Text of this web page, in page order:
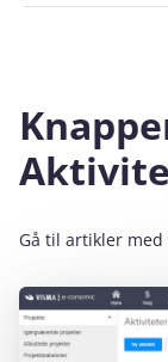
Gå til artikler med